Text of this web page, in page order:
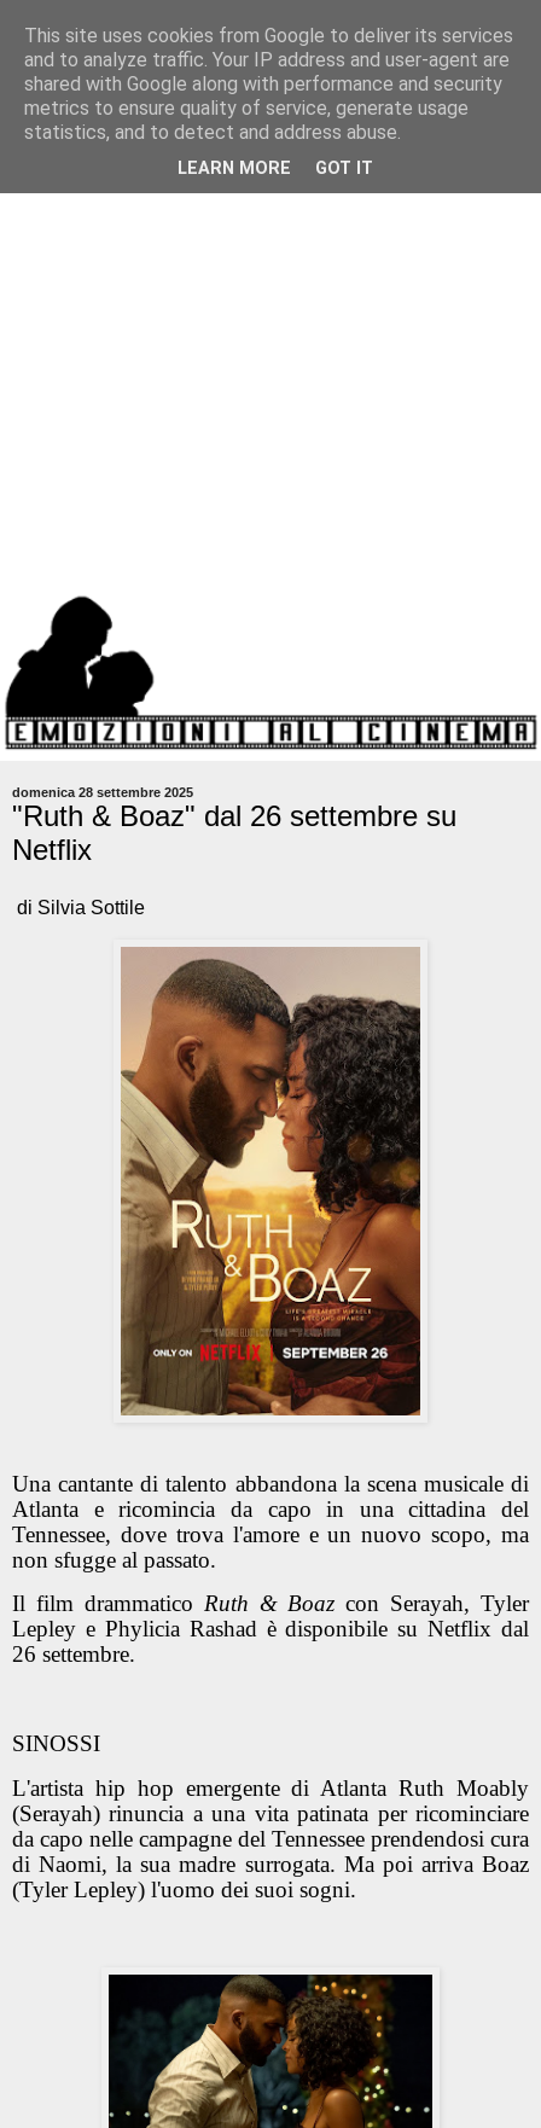
domenica 28 settembre 2025
"Ruth & Boaz" dal 26 settembre su
Netflix
di Silvia Sottile
Una cantante di talento abbandona la scena musicale di
Atlanta e ricomincia da capo in una cittadina del
Tennessee, dove trova l'amore e un nuovo scopo, ma
non sfugge al passato.
Il film drammatico Ruth & Boaz con Serayah, Tyler
Lepley e Phylicia Rashad è disponibile su Netflix dal
26 settembre.
SINOSSI
L'artista hip hop emergente di Atlanta Ruth Moably
(Serayah) rinuncia a una vita patinata per ricominciare
da capo nelle campagne del Tennessee prendendosi cura
di Naomi, la sua madre surrogata. Ma poi arriva Boaz
(Tyler Lepley) l'uomo dei suoi sogni.
This site uses cookies from Google to deliver its services
and to analyze traffic. Your IP address and user-agent are
shared with Google along with performance and security
metrics to ensure quality of service, generate usage
statistics, and to detect and address abuse.
LEARN MORE GOT IT